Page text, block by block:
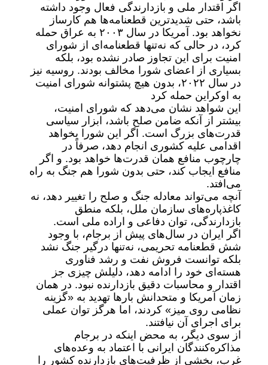
اگر اقتدار ملی و بازدارندگی فعال وجود داشته
باشد، حتی شدیدترین قطعنامه‌ها هم کارساز
نخواهد بود. آمریکا در سال ۲۰۰۳ به عراق حمله
کرد، در حالی که نه‌تنها قطعنامه‌ای از شورای
امنیت برای این تجاوز صادر نشده بود، بلکه
بسیاری از اعضای شورا مخالف بودند. روسیه نیز
در سال ۲۰۲۲‌، بدون هیچ پشتوانه شورای امنیت
به اوکراین حمله کرد
این شواهد نشان می‌دهد که شورای امنیت،
بیشتر از آنکه ضامن صلح باشد، ابزار سیاسی
قدرت‌های بزرگ است. اگر این شورا بخواهد
اقدامی علیه کشوری انجام دهد، صرفاً در
چارچوب منافع همان قدرت‌ها خواهد بود. و اگر
منافع ایجاب کند، حتی بدون شورا هم جنگ به راه
می‌افتد.
آنچه می‌تواند معادله جنگ و صلح را تغییر دهد، نه
کاغذپاره‌های سازمان ملل، بلکه منطق
بازدارندگی، توان دفاعی و اراده ملی است.
اگر ایران در سال‌های پیش از برجام، با وجود
شش قطعنامه تحریمی، نه‌تنها درگیر جنگ نشد
بلکه توانست فروش نفت و رشد فناوری
هسته‌ای خود را ادامه دهد، دلیلش چیزی جز
اقتدار و محاسبات دقیق بازدارنده نبود. در همان
زمان آمریکا و متحدانش بارها تهدید به «گزینه
نظامی روی میز» کردند، اما هرگز توان عملی
برای اجرای آن نیافتند.
از سوی دیگر، به محض اینکه در برجام
مذاکره‌کنندگان ایرانی با اعتماد به وعده‌های
غرب، بخشی از ظرفیت‌های بازدارنده کشور را